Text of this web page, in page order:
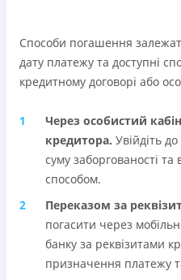
Способи погашення
дату платежу та доступні
кредитному договорі або
Через особистий
кредиторa. Увійдіть
суму заборгованості
способом.
Переказом за
погасити через
банку за реквізитами
призначення платежу